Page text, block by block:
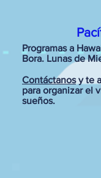
Programas a
Bora. Lunas de
Contáctanosy te
para organizar el
sueños.